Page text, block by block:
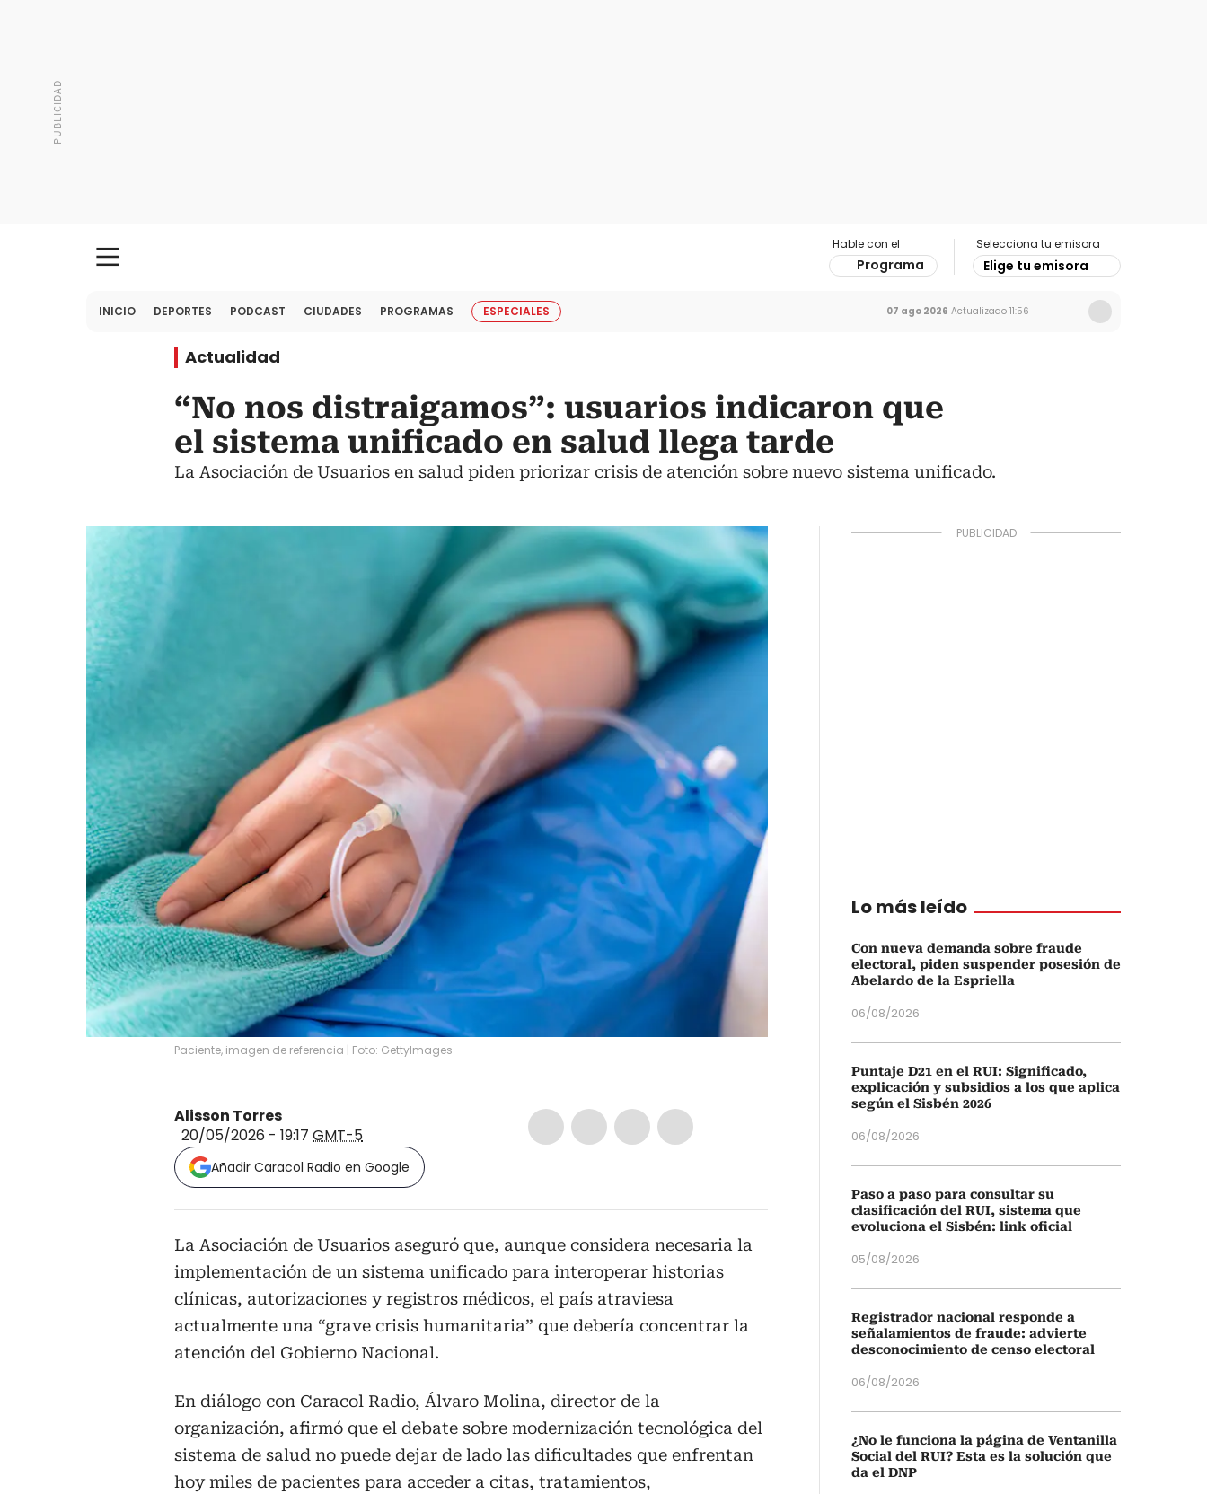
Hable con el
Programa
Selecciona tu emisora
Elige tu emisora
INICIO DEPORTES PODCAST CIUDADES PROGRAMAS ESPECIALES 07 ago 2026 Actualizado 11:56
Actualidad
“No nos distraigamos”: usuarios indicaron que
el sistema unificado en salud llega tarde
La Asociación de Usuarios en salud piden priorizar crisis de atención sobre nuevo sistema unificado.
Paciente, imagen de referencia | Foto: GettyImages
Alisson Torres
20/05/2026 - 19:17 GMT-5
Añadir Caracol Radio en Google
La Asociación de Usuarios aseguró que, aunque considera necesaria la
implementación de un sistema unificado para interoperar historias
clínicas, autorizaciones y registros médicos, el país atraviesa
actualmente una “grave crisis humanitaria” que debería concentrar la
atención del Gobierno Nacional.
En diálogo con Caracol Radio, Álvaro Molina, director de la
organización, afirmó que el debate sobre modernización tecnológica del
sistema de salud no puede dejar de lado las dificultades que enfrentan
hoy miles de pacientes para acceder a citas, tratamientos,
Lo más leído
Con nueva demanda sobre fraude
electoral, piden suspender posesión de
Abelardo de la Espriella
06/08/2026
Puntaje D21 en el RUI: Significado,
explicación y subsidios a los que aplica
según el Sisbén 2026
06/08/2026
Paso a paso para consultar su
clasificación del RUI, sistema que
evoluciona el Sisbén: link oficial
05/08/2026
Registrador nacional responde a
señalamientos de fraude: advierte
desconocimiento de censo electoral
06/08/2026
¿No le funciona la página de Ventanilla
Social del RUI? Esta es la solución que
da el DNP